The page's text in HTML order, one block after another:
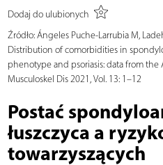
Dodaj do ulubionych
Źródło:Ángeles Puche-Larrubia M,
Distribution of comorbidities in
phenotype and psoriasis: data from the
Musculoskel Dis 2021, Vol. 13: 1–12
Postać
łuszczyca a
towarzyszących